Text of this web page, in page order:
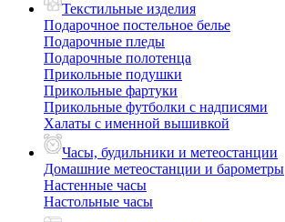
Текстильные изделия
Подарочное постельное белье
Подарочные пледы
Подарочные полотенца
Прикольные подушки
Прикольные фартуки
Прикольные футболки с надписями
Халаты с именной вышивкой
Часы, будильники и метеостанции
Домашние метеостанции и барометры
Настенные часы
Настольные часы